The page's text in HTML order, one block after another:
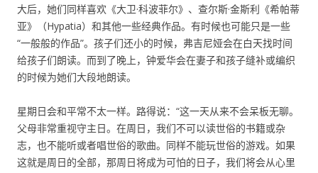
大后，她们同样喜欢《大卫·科波菲尔》、查尔斯·金斯利《希帕蒂
亚》（Hypatia）和其他一些经典作品。有时候也可能只是一些
“一般般的作品”。孩子们还小的时候，弗吉尼娅会在白天找时间
给孩子们朗读。而到了晚上，钟爱华会在妻子和孩子缝补或编织
的时候为她们大段地朗读。
星期日会和平常不太一样。路得说：“这一天从来不会呆板无聊。
父母非常重视守主日。在周日，我们不可以读世俗的书籍或杂
志，也不能听或者唱世俗的歌曲。同样不能玩世俗的游戏。如果
这就是周日的全部，那周日将成为可怕的日子，我们将会从心里